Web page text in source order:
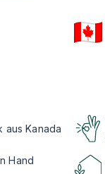
aus Kanada
Hand